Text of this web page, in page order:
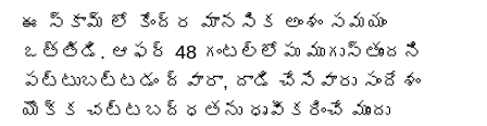
ఈ స్కామ్ లో కేంద్ర మానసిక అంశం సమయం
ఒత్తిడి. ఆఫర్ 48 గంటల్లోపు ముగుస్తుందని
పట్టుబట్టడం ద్వారా, దాడి చేసేవారు సందేశం
యొక్క చట్టబద్ధతను ధృవీకరించే ముందు